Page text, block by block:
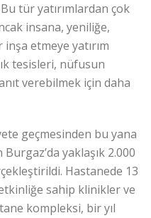
tür yatırımlardan çok
insana, yeniliğe,
etmeye yatırım
tesisleri, nüfusun
verebilmek için daha
geçmesinden bu yana
yaklaşık 2.000
Hastanede 13
sahip klinikler ve
kompleksi, bir yıl